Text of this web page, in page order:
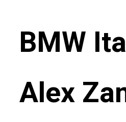
BMW
Alex